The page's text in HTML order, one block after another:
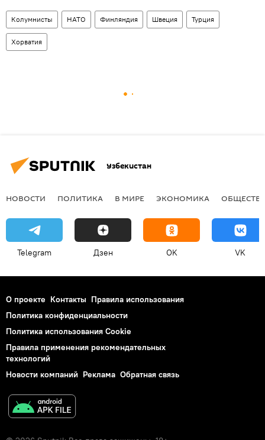
Колумнисты НАТО Финляндия Швеция Турция
Хорватия
Узбекистан
НОВОСТИ ПОЛИТИКА В МИРЕ ЭКОНОМИКА
Telegram Дзен OK VK
О проекте Контакты Правила использования
Политика конфиденциальности
Политика использования Cookie
Правила применения рекомендательных
технологий
Новости компаний Реклама Обратная связь